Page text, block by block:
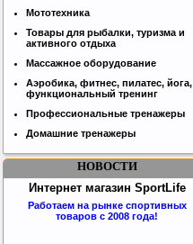
Мототехника
Товары для рыбалки, туризма и
активного отдыха
Массажное оборудование
Аэробика, фитнес, пилатес, йога,
функциональный тренинг
Профессиональные тренажеры
Домашние тренажеры
НОВОСТИ
Интернет магазин SportLife
Работаем на рынке спортивных
товаров с 2008 года!